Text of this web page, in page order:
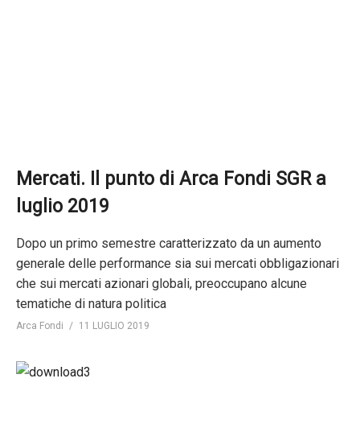
Mercati. Il punto di Arca Fondi SGR a
luglio 2019
Dopo un primo semestre caratterizzato da un aumento
generale delle performance sia sui mercati obbligazionari
che sui mercati azionari globali, preoccupano alcune
tematiche di natura politica
Arca Fondi 11 LUGLIO 2019